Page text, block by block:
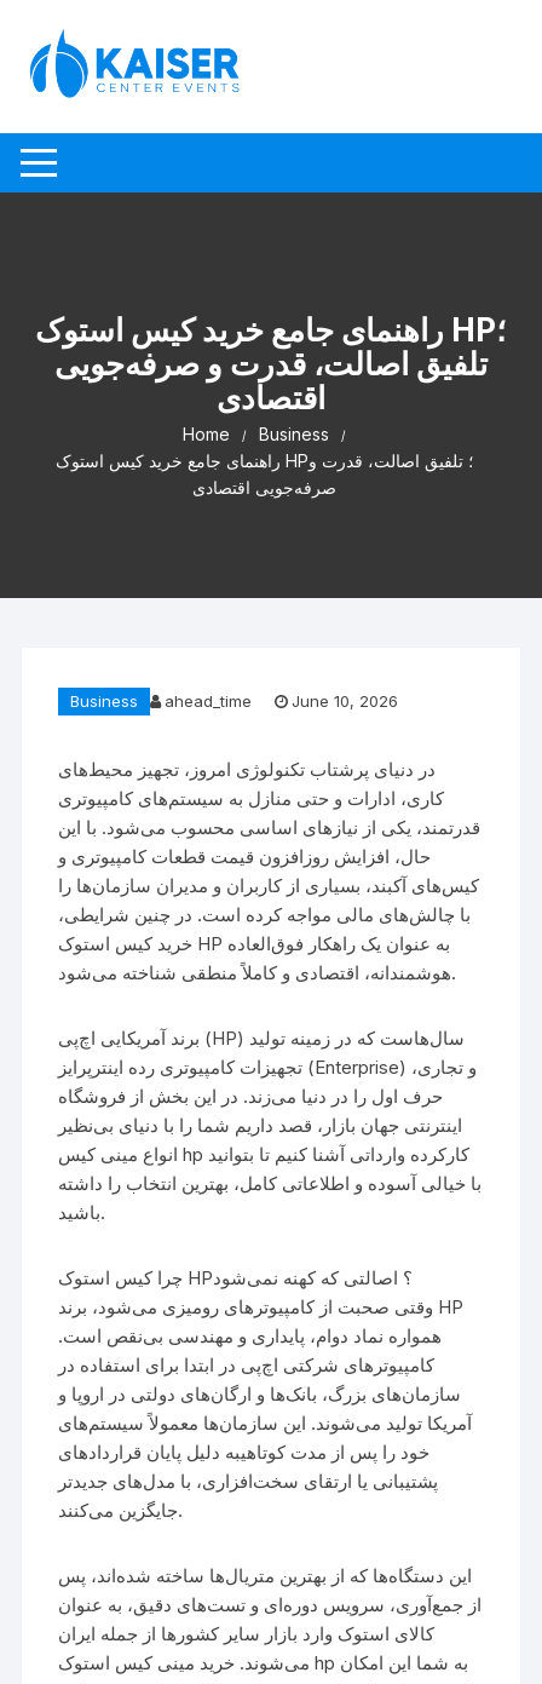
راهنمای جامع خرید کیس استوک HP؛
تلفیق اصالت، قدرت و صرفه‌جویی
اقتصادی
Home
Business
راهنمای جامع خرید کیس استوک HP؛ تلفیق اصالت، قدرت و
صرفه‌جویی اقتصادی
Business ahead_time June 10, 2026
در دنیای پرشتاب تکنولوژی امروز، تجهیز محیط‌های
کاری، ادارات و حتی منازل به سیستم‌های کامپیوتری
قدرتمند، یکی از نیازهای اساسی محسوب می‌شود. با این
حال، افزایش روزافزون قیمت قطعات کامپیوتری و
کیس‌های آکبند، بسیاری از کاربران و مدیران سازمان‌ها را
با چالش‌های مالی مواجه کرده است. در چنین شرایطی،
خرید کیس استوک HP به عنوان یک راهکار فوق‌العاده
هوشمندانه، اقتصادی و کاملاً منطقی شناخته می‌شود.
برند آمریکایی اچ‌پی (HP) سال‌هاست که در زمینه تولید
تجهیزات کامپیوتری رده اینترپرایز (Enterprise) و تجاری،
حرف اول را در دنیا می‌زند. در این بخش از فروشگاه
اینترنتی جهان بازار، قصد داریم شما را با دنیای بی‌نظیر
انواع مینی کیس hp کارکرده وارداتی آشنا کنیم تا بتوانید
با خیالی آسوده و اطلاعاتی کامل، بهترین انتخاب را داشته
باشید.
چرا کیس استوک HP؟ اصالتی که کهنه نمی‌شود
وقتی صحبت از کامپیوترهای رومیزی می‌شود، برند HP
همواره نماد دوام، پایداری و مهندسی بی‌نقص است.
کامپیوترهای شرکتی اچ‌پی در ابتدا برای استفاده در
سازمان‌های بزرگ، بانک‌ها و ارگان‌های دولتی در اروپا و
آمریکا تولید می‌شوند. این سازمان‌ها معمولاً سیستم‌های
خود را پس از مدت کوتاهیبه دلیل پایان قراردادهای
پشتیبانی یا ارتقای سخت‌افزاری، با مدل‌های جدیدتر
جایگزین می‌کنند.
این دستگاه‌ها که از بهترین متریال‌ها ساخته شده‌اند، پس
از جمع‌آوری، سرویس دوره‌ای و تست‌های دقیق، به عنوان
کالای استوک وارد بازار سایر کشورها از جمله ایران
می‌شوند. خرید مینی کیس استوک hp به شما این امکان